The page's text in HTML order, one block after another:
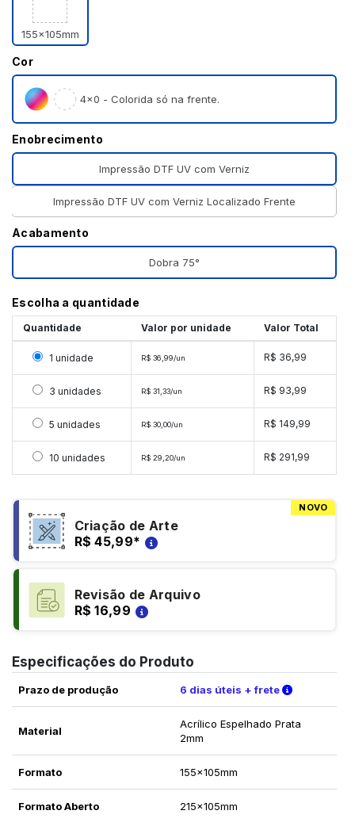
155x105mm
Cor
4×0 - Colorida só na frente.
Enobrecimento
Impressão DTF UV com Verniz
Impressão DTF UV com Verniz Localizado Frente
Acabamento
Dobra 75°
Escolha a quantidade
Quantidade Valor por unidade Valor Total
Selecionar 1 unidade
1 unidade R$ 36,99/un R$ 36,99
Selecionar 3 unidades
3 unidades R$ 31,33/un R$ 93,99
Selecionar 5 unidades
5 unidades R$ 30,00/un R$ 149,99
Selecionar 10 unidades
10 unidades R$ 29,20/un R$ 291,99
NOVO
Criação de Arte
R$ 45,99*
Revisão de Arquivo
R$ 16,99
Especificações do Produto
Prazo de produção 6 dias úteis + frete Verifique
Material
Acrílico Espelhado Prata
2mm
Formato 155x105mm
Formato Aberto 215x105mm